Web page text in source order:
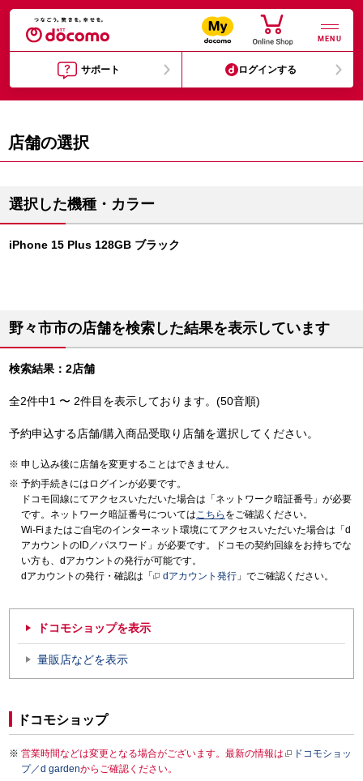
MENU
サポート ログインする
店舗の選択
選択した機種・カラー
iPhone 15 Plus 128GB ブラック
野々市市の店舗を検索した結果を表示しています
検索結果：2店舗
全2件中1 〜 2件目を表示しております。(50音順)
予約申込する店舗/購入商品受取り店舗を選択してください。
申し込み後に店舗を変更することはできません。
予約手続きにはログインが必要です。
ドコモ回線にてアクセスいただいた場合は「ネットワーク暗証番号」が必要
です。ネットワーク暗証番号についてはこちら をご確認ください。
Wi-Fiまたはご自宅のインターネット環境にてアクセスいただいた場合は「d
アカウントのID／パスワード」が必要です。ドコモの契約回線をお持ちでな
い方も、dアカウントの発行が可能です。
dアカウントの発行・確認は「
dアカウント発行 」でご確認ください。
ドコモショップを表示
量販店などを表示
ドコモショップ
営業時間などは変更となる場合がございます。最新の情報は
ドコモショッ
プ／d gardenからご確認ください。